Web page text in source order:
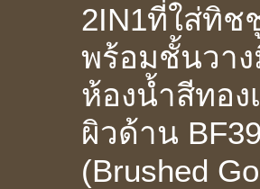
2IN1ที่ใส่ทิช
พร้อมชั้นวา
ห้องน้ำสีทอง
ผิวด้าน
(Brushed